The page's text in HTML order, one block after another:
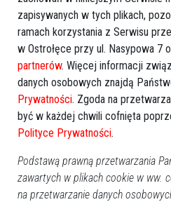
Więcej o :zmiana dyrektora,
nieprawidłowości,działania
zapisywanych w tych plikach,
ramach korzystania z Serwisu
w Ostrołęce przy ul. Nasypowa 7
partnerów. Więcej informacji
danych osobowych znajdą
Prywatności. Zgoda na
być w każdej chwili cofnięta
Polityce Prywatności.
Podstawą prawną przetwarzania
zawartych w plikach cookie w ww.
na przetwarzanie danych